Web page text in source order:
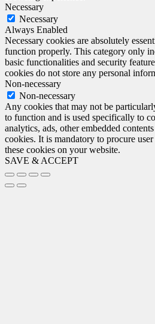
Necessary
Necessary
Always Enabled
Necessary cookies are absolutely
function properly. This category only
basic functionalities and security
cookies do not store any personal
Non-necessary
Non-necessary
Any cookies that may not be
to function and is used specifically to
analytics, ads, other embedded
cookies. It is mandatory to procure
these cookies on your website.
SAVE & ACCEPT